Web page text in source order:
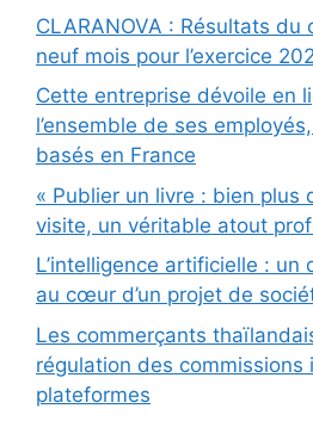
CLARANOVA : Résultats du
neuf mois pour l’exercice
Cette entreprise dévoile en
l’ensemble de ses
basés en France
« Publier un livre : bien plus
visite, un véritable atout
L’intelligence artificielle : un
au cœur d’un projet de
Les commerçants
régulation des commissions
plateformes